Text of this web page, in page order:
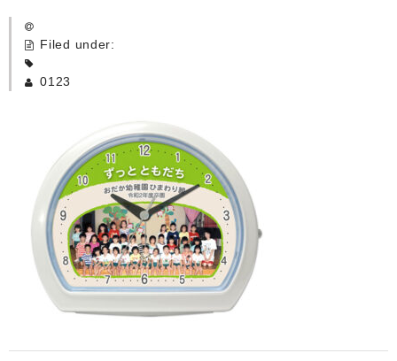
卒園記念品
カード付フォトフレームクロック(集合)
目覚まし時計(集合＋個別)
メロディ時計(集合)
音声時計(集合)
目覚まし時計(個別)
Filed under:
0123